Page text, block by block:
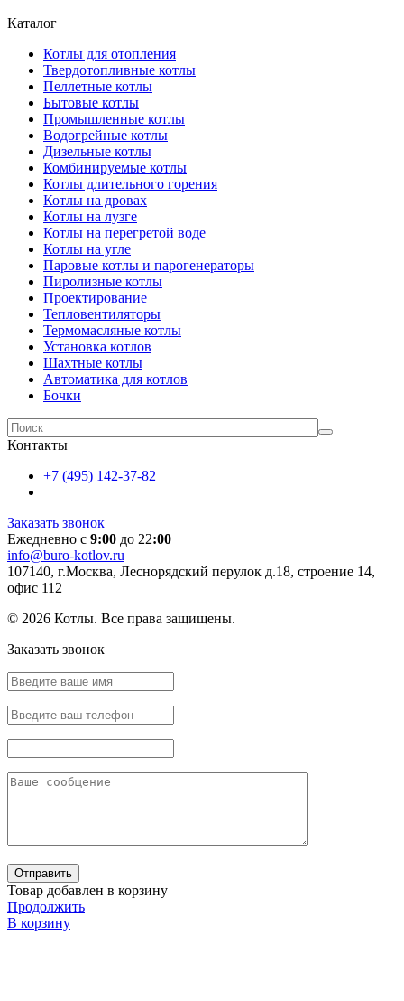
Каталог
Котлы для отопления
Твердотопливные котлы
Пеллетные котлы
Бытовые котлы
Промышленные котлы
Водогрейные котлы
Дизельные котлы
Комбинируемые котлы
Котлы длительного горения
Котлы на дровах
Котлы на лузге
Котлы на перегретой воде
Котлы на угле
Паровые котлы и парогенераторы
Пиролизные котлы
Проектирование
Тепловентиляторы
Термомасляные котлы
Установка котлов
Шахтные котлы
Автоматика для котлов
Бочки
Контакты
+7 (495) 142-37-82
Заказать звонок
Ежедневно с 9:00 до 22:00
info@buro-kotlov.ru
107140, г.Москва, Леснорядский перулок д.18, строение 14,
офис 112
© 2026 Котлы. Все права защищены.
Заказать звонок
Товар добавлен в корзину
Продолжить
В корзину